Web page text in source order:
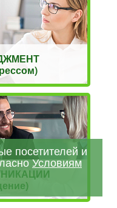
посетителей и
Условиям